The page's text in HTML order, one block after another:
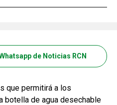
de Noticias RCN
que permitirá a los
botella de agua desechable